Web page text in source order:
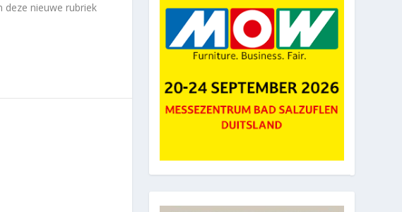
nieuwe rubriek